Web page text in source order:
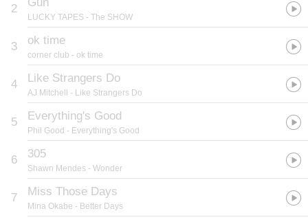
2
LUCKY TAPES - The SHOW
3 ok time
corner club - ok time
4 Like Strangers Do
AJ Mitchell - Like Strangers Do
5 Everything's Good
Phil Good - Everything's Good
6 305
Shawn Mendes - Wonder
7 Miss Those Days
Mina Okabe - Better Days